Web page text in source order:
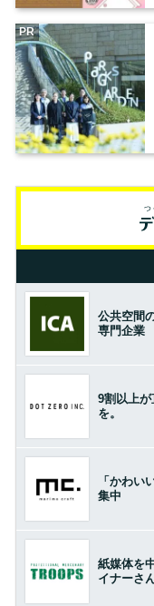
PR
公共空間
専門企業
9割以上
を。
「かわい
集中
紙媒体を
イナーさ